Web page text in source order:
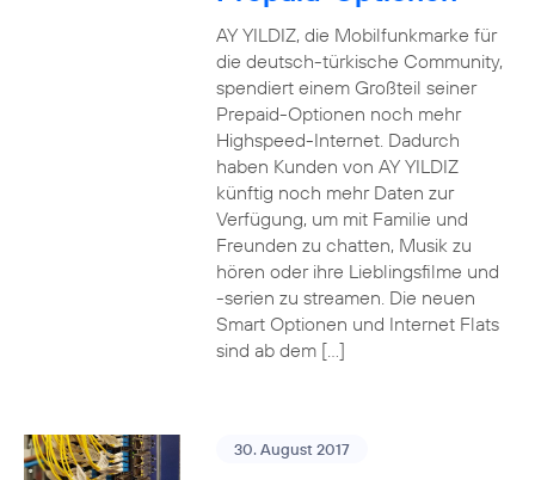
AY YILDIZ, die Mobilfunkmarke für
die deutsch-türkische Community,
spendiert einem Großteil seiner
Prepaid-Optionen noch mehr
Highspeed-Internet. Dadurch
haben Kunden von AY YILDIZ
künftig noch mehr Daten zur
Verfügung, um mit Familie und
Freunden zu chatten, Musik zu
hören oder ihre Lieblingsfilme und
-serien zu streamen. Die neuen
Smart Optionen und Internet Flats
sind ab dem […]
30. August 2017